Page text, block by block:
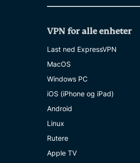
VPN for alle enheter
Last ned ExpressVPN
MacOS
Windows PC
iOS (iPhone og iPad)
Android
Linux
Rutere
Apple TV